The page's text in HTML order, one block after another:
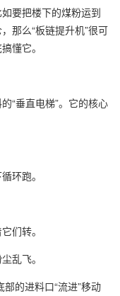
要把楼下的煤粉运到
那么“板链提升机”很可
懂它。
“垂直电梯”。它的核心
环跑。
们转。
乱飞。
的进料口“流进”移动